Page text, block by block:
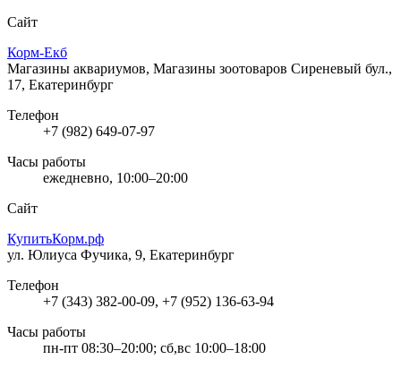
Сайт
Корм-Екб
Магазины аквариумов, Магазины зоотоваров Сиреневый бул.,
17, Екатеринбург
Телефон
+7 (982) 649-07-97
Часы работы
ежедневно, 10:00–20:00
Сайт
КупитьКорм.рф
ул. Юлиуса Фучика, 9, Екатеринбург
Телефон
+7 (343) 382-00-09, +7 (952) 136-63-94
Часы работы
пн-пт 08:30–20:00; сб,вс 10:00–18:00